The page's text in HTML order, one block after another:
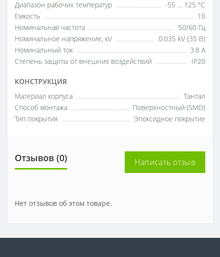
Диапазон рабочих температур
-55 … 125 °C
Емкость
10
Номинальная частота
50/60 Гц
Номинальное напряжение, кV
0.035 kV (35 В)
Номинальный ток
3.8 A
Степень защиты от внешних воздействий
IP20
КОНСТРУКЦИЯ
Материал корпуса
Тантал
Способ монтажа
Поверхностный (SMD)
Тип покрытия
Эпоксидное покрытие
Отзывов (0) Написать отзыв
Нет отзывов об этом товаре.